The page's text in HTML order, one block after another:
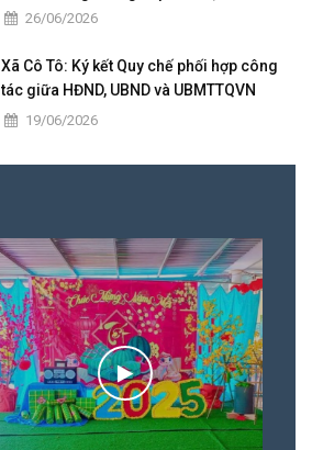
26/06/2026
Xã Cô Tô: Ký kết Quy chế phối hợp công
tác giữa HĐND, UBND và UBMTTQVN
nhiệm kỳ 2026 – 2031
19/06/2026